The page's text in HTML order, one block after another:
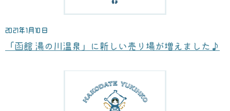
2021年1月10日
「函館 湯の川温泉」に新しい売り場が増えました♪